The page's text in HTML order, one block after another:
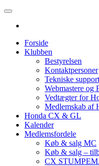
Forside
Klubben
Bestyrelsen
Kontaktpersoner
Tekniske
Webmastere og
Vedtægter for
Medlemskab af
Honda CX & GL
Kalender
Medlemsfordele
Køb & salg MC
Køb & salg –
CX